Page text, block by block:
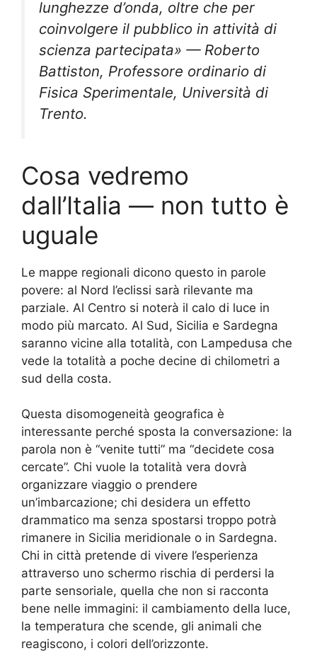
lunghezze d’onda, oltre che per
coinvolgere il pubblico in attività di
scienza partecipata» — Roberto
Battiston, Professore ordinario di
Fisica Sperimentale, Università di
Trento.
Cosa vedremo
dall’Italia — non tutto è
uguale
Le mappe regionali dicono questo in parole
povere: al Nord l’eclissi sarà rilevante ma
parziale. Al Centro si noterà il calo di luce in
modo più marcato. Al Sud, Sicilia e Sardegna
saranno vicine alla totalità, con Lampedusa che
vede la totalità a poche decine di chilometri a
sud della costa.
Questa disomogeneità geografica è
interessante perché sposta la conversazione: la
parola non è “venite tutti” ma “decidete cosa
cercate”. Chi vuole la totalità vera dovrà
organizzare viaggio o prendere
un’imbarcazione; chi desidera un effetto
drammatico ma senza spostarsi troppo potrà
rimanere in Sicilia meridionale o in Sardegna.
Chi in città pretende di vivere l’esperienza
attraverso uno schermo rischia di perdersi la
parte sensoriale, quella che non si racconta
bene nelle immagini: il cambiamento della luce,
la temperatura che scende, gli animali che
reagiscono, i colori dell’orizzonte.